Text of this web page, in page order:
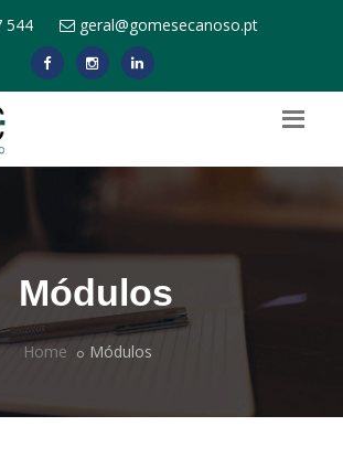
544 geral@gomesecanoso.pt
Módulos
Home Módulos